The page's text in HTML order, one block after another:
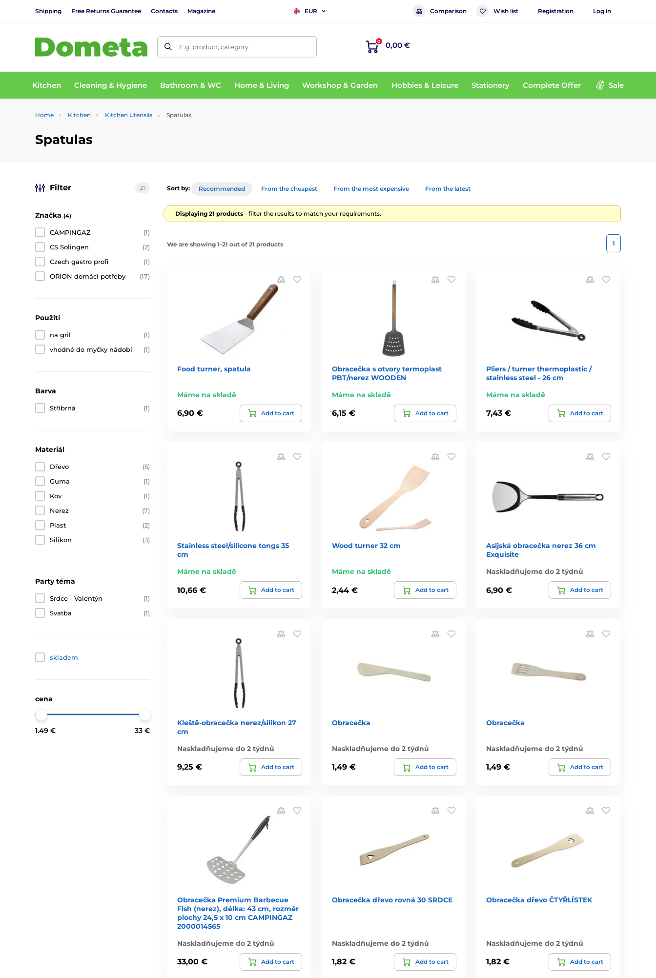
Shipping Free Returns Guarantee Contacts Magazine EUR Comparison Wish list Registration Log in
E.g. product, category
0 0,00 €
Kitchen Cleaning & Hygiene Bathroom & WC Home & Living Workshop & Garden Hobbies & Leisure Stationery Complete Offer Sale
Home Kitchen Kitchen Utensils Spatulas
Spatulas
Filter 21
Značka (4)
CAMPINGAZ
(1)
CS Solingen
(2)
Czech gastro profi
(1)
ORION domácí potřeby
(17)
Použití
na gril
(1)
vhodné do myčky nádobí
(1)
Barva
Stříbrná (1)
Materiál
Dřevo
(5)
Guma
(1)
Kov
(1)
Nerez
(7)
Plast
(2)
Silikon
(3)
Party téma
Srdce - Valentýn
(1)
Svatba
(1)
skladem
cena
1.49 € 33 €
Sort by: Recommended From the cheapest From the most expensive From the latest
Displaying 21 products - filter the results to match your requirements.
We are showing 1-21 out of 21 products 1
Food turner, spatula
Máme na skladě
6,90 € Add to cart
Obracečka s otvory termoplast
PBT/nerez WOODEN
Máme na skladě
6,15 € Add to cart
Pliers / turner thermoplastic /
stainless steel - 26 cm
Máme na skladě
7,43 € Add to cart
Stainless steel/silicone tongs 35
cm
Máme na skladě
10,66 € Add to cart
Wood turner 32 cm
Máme na skladě
2,44 € Add to cart
Asijská obracečka nerez 36 cm
Exquisite
Naskladňujeme do 2 týdnů
6,90 € Add to cart
Kleště-obracečka nerez/silikon 27
cm
Naskladňujeme do 2 týdnů
9,25 € Add to cart
Obracečka
Naskladňujeme do 2 týdnů
1,49 € Add to cart
Obracečka
Naskladňujeme do 2 týdnů
1,49 € Add to cart
Obracečka Premium Barbecue
Fish (nerez), délka: 43 cm, rozměr
plochy 24,5 x 10 cm CAMPINGAZ
2000014565
Naskladňujeme do 2 týdnů
33,00 € Add to cart
Obracečka dřevo rovná 30 SRDCE
Naskladňujeme do 2 týdnů
1,82 € Add to cart
Obracečka dřevo ČTYŘLÍSTEK
Naskladňujeme do 2 týdnů
1,82 € Add to cart